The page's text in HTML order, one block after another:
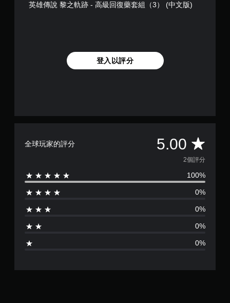
英雄傳說 黎之軌跡 - 高級回復藥套組（3） (中文版)
登入以評分
全球玩家的評分 5.00 平
均
評
分
5
星
2個評分
100%
0%
0%
0%
0%